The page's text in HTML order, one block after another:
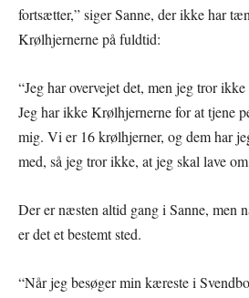
fortsætter,” siger Sanne, der ikke har
Krølhjernerne på fuldtid:
“Jeg har overvejet det, men jeg tror
Jeg har ikke Krølhjernerne for at tjene
mig. Vi er 16 krølhjerner, og dem har
med, så jeg tror ikke, at jeg skal lave
Der er næsten altid gang i Sanne, men
er det et bestemt sted.
“Når jeg besøger min kæreste i